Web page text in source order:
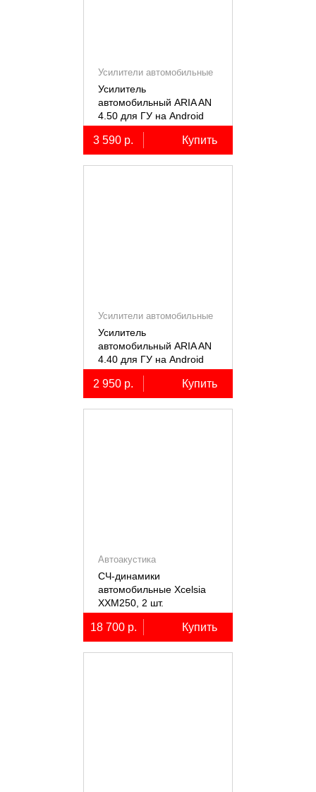
Усилители автомобильные
Усилитель
автомобильный ARIA AN
4.50 для ГУ на Android
3 590 р. Купить
Усилители автомобильные
Усилитель
автомобильный ARIA AN
4.40 для ГУ на Android
2 950 р. Купить
Автоакустика
СЧ-динамики
автомобильные Xcelsia
XXM250, 2 шт.
18 700 р. Купить